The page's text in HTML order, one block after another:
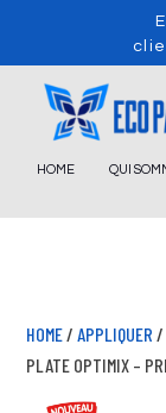
content
HOME QUI
HOME / APPLIQUER /
PLATE OPTIMIX –